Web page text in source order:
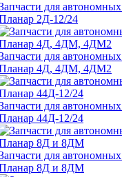
для
2Д-12/24
для
4Д, 4ДМ, 4ДМ2
для
44Д-12/24
для
8Д и 8ДМ